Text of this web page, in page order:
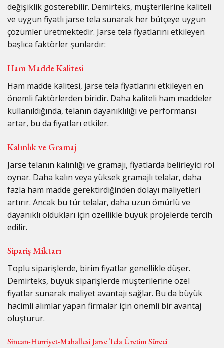
değişiklik gösterebilir. Demirteks, müşterilerine kaliteli
ve uygun fiyatlı jarse tela sunarak her bütçeye uygun
çözümler üretmektedir. Jarse tela fiyatlarını etkileyen
başlıca faktörler şunlardır:
Ham Madde Kalitesi
Ham madde kalitesi, jarse tela fiyatlarını etkileyen en
önemli faktörlerden biridir. Daha kaliteli ham maddeler
kullanıldığında, telanın dayanıklılığı ve performansı
artar, bu da fiyatları etkiler.
Kalınlık ve Gramaj
Jarse telanın kalınlığı ve gramajı, fiyatlarda belirleyici rol
oynar. Daha kalın veya yüksek gramajlı telalar, daha
fazla ham madde gerektirdiğinden dolayı maliyetleri
artırır. Ancak bu tür telalar, daha uzun ömürlü ve
dayanıklı oldukları için özellikle büyük projelerde tercih
edilir.
Sipariş Miktarı
Toplu siparişlerde, birim fiyatlar genellikle düşer.
Demirteks, büyük siparişlerde müşterilerine özel
fiyatlar sunarak maliyet avantajı sağlar. Bu da büyük
hacimli alımlar yapan firmalar için önemli bir avantaj
oluşturur.
Sincan-Hurriyet-Mahallesi Jarse Tela Üretim Süreci